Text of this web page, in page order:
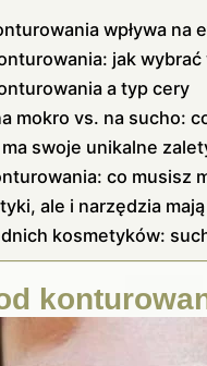
wpływa na
jak
a typ cery
mokro vs. na sucho:
swoje unikalne
co musisz
ale i narzędzia
kosmetyków: